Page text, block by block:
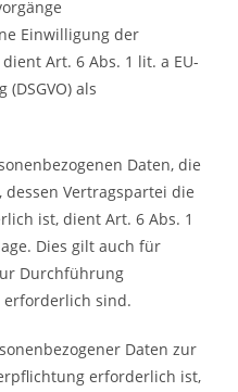
Einwilligung der
Art. 6 Abs. 1 lit. a EU-
als
Daten, die
Vertragspartei die
ist, dient Art. 6 Abs. 1
Dies gilt auch für
Durchführung
sind.
Daten zur
erforderlich ist,